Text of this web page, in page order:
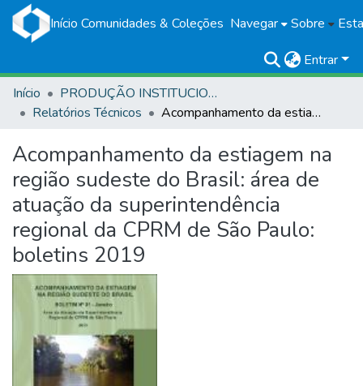
Início Comunidades & Coleções Navegar Sobre
Entrar
Início
PRODUÇÃO INSTITUCIONAL
Relatórios Técnicos
Acompanhamento da estiagem na região sudeste do Brasil: área de atuação da superintendência regional da CPRM de São Paulo: boletins 2019
Acompanhamento da estiagem na
região sudeste do Brasil: área de
atuação da superintendência
regional da CPRM de São Paulo:
boletins 2019